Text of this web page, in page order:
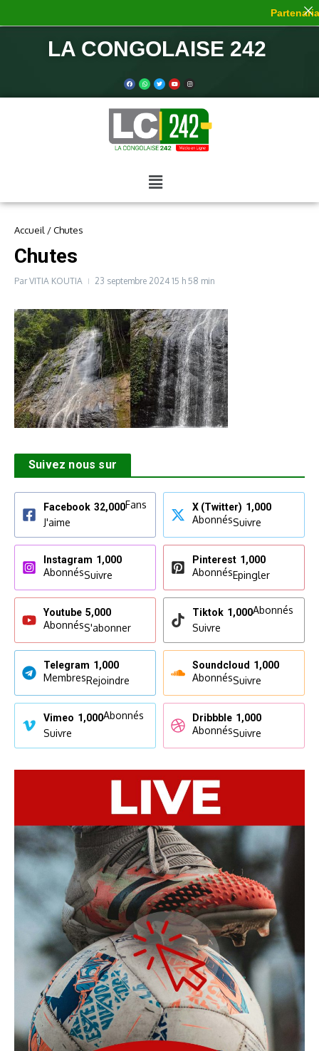
LA CONGOLAISE 242
Accueil /Chutes
Chutes
ParVITIA KOUTIA 23 septembre 2024 15 h 58 min
Suivez nous sur
Facebook 32,000Fans
J'aime
X (Twitter) 1,000
AbonnésSuivre
Instagram 1,000
AbonnésSuivre
Pinterest 1,000
AbonnésEpingler
Youtube 5,000
AbonnésS'abonner
Tiktok 1,000Abonnés
Suivre
Telegram 1,000
MembresRejoindre
Soundcloud 1,000
AbonnésSuivre
Vimeo 1,000Abonnés
Suivre
Dribbble 1,000
AbonnésSuivre